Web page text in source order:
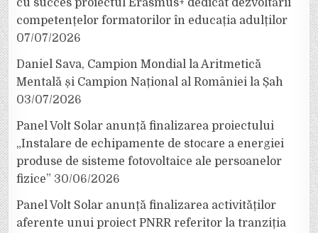
competențelor formatorilor în educația adulților
07/07/2026
Daniel Sava, Campion Mondial la Aritmetică
Mentală și Campion Național al României la Șah
03/07/2026
Panel Volt Solar anunță finalizarea proiectului
„Instalare de echipamente de stocare a energiei
produse de sisteme fotovoltaice ale persoanelor
fizice” 30/06/2026
Panel Volt Solar anunță finalizarea activităților
aferente unui proiect PNRR referitor la tranziția